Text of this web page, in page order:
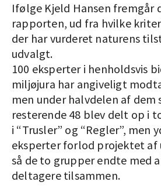
Ifølge Kjeld Hansen fremgår
rapporten, ud fra hvilke
der har vurderet naturens
udvalgt.
100 eksperter i henholdsvis
miljøjura har angiveligt
men under halvdelen af dem
resterende 48 blev delt op i
i “Trusler” og “Regler”, men
eksperter forlod projektet af
så de to grupper endte med
deltagere tilsammen.